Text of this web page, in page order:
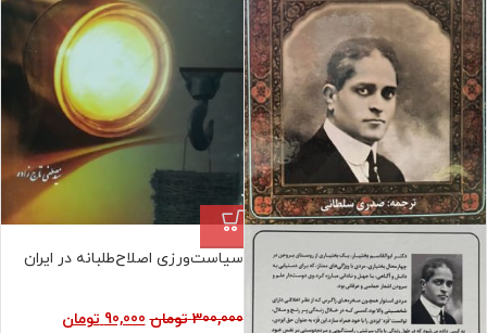
فروش ویژه
سیاست‌ورزی اصلاح‌طلبانه در ایران
300,000 تومان 90,000 تومان